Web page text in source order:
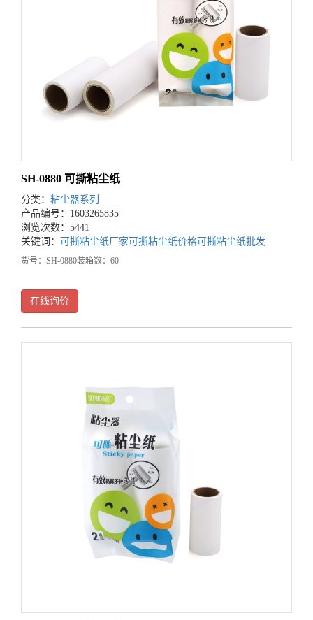
SH-0880 可撕粘尘纸
分类： 粘尘器系列
产品编号：1603265835
浏览次数：5441
关键词：
可撕粘尘纸厂家 可撕粘尘纸价格可撕粘尘纸批发
货号：SH-0880装箱数：60
在线询价